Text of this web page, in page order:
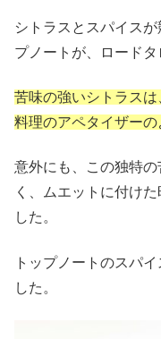
シトラスとスパイス
プノートが、ロードタ
苦味の強いシトラス
料理のアペタイザーの
意外にも、この独特
く、ムエットに付け
した。
トップノートのスパ
した。